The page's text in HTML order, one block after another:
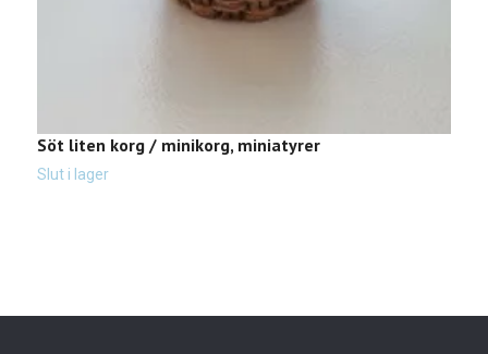
Söt liten korg / minikorg, miniatyrer
Slut i lager